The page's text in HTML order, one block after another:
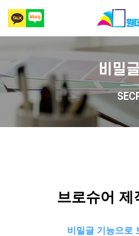
출
책
상담 및
비밀
브로슈어 제
비밀글 기능으로